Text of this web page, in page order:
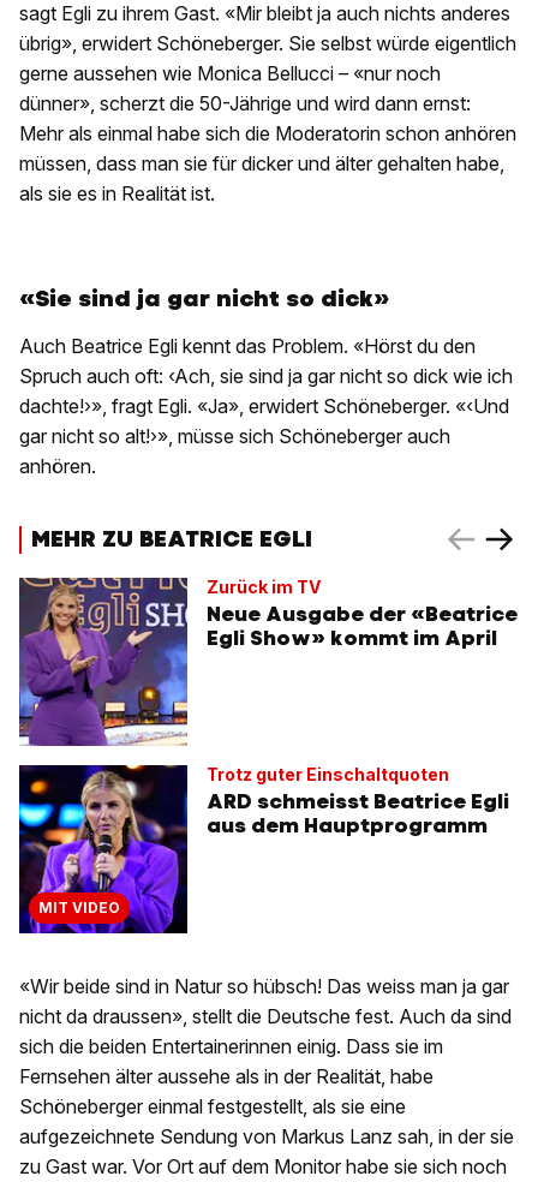
sagt Egli zu ihrem Gast. «Mir bleibt ja auch nichts anderes
übrig», erwidert Schöneberger. Sie selbst würde eigentlich
gerne aussehen wie Monica Bellucci – «nur noch
dünner», scherzt die 50-Jährige und wird dann ernst:
Mehr als einmal habe sich die Moderatorin schon anhören
müssen, dass man sie für dicker und älter gehalten habe,
als sie es in Realität ist.
«Sie sind ja gar nicht so dick»
Auch Beatrice Egli kennt das Problem. «Hörst du den
Spruch auch oft: ‹Ach, sie sind ja gar nicht so dick wie ich
dachte!›», fragt Egli. «Ja», erwidert Schöneberger. «‹Und
gar nicht so alt!›», müsse sich Schöneberger auch
anhören.
MEHR ZU BEATRICE EGLI
Zurück im TV
Neue Ausgabe der «Beatrice
Egli Show» kommt im April
MIT VIDEO
Trotz guter Einschaltquoten
ARD schmeisst Beatrice Egli
aus dem Hauptprogramm
«Wir beide sind in Natur so hübsch! Das weiss man ja gar
nicht da draussen», stellt die Deutsche fest. Auch da sind
sich die beiden Entertainerinnen einig. Dass sie im
Fernsehen älter aussehe als in der Realität, habe
Schöneberger einmal festgestellt, als sie eine
aufgezeichnete Sendung von Markus Lanz sah, in der sie
zu Gast war. Vor Ort auf dem Monitor habe sie sich noch